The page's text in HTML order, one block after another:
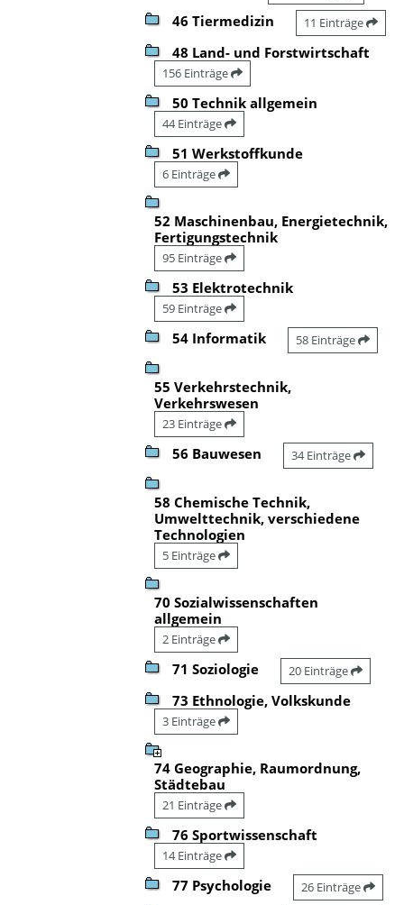
46 Tiermedizin 11 Einträge
48 Land- und Forstwirtschaft
156 Einträge
50 Technik allgemein
44 Einträge
51 Werkstoffkunde
6 Einträge
52 Maschinenbau, Energietechnik,
Fertigungstechnik
95 Einträge
53 Elektrotechnik
59 Einträge
54 Informatik 58 Einträge
55 Verkehrstechnik,
Verkehrswesen
23 Einträge
56 Bauwesen 34 Einträge
58 Chemische Technik,
Umwelttechnik, verschiedene
Technologien
5 Einträge
70 Sozialwissenschaften
allgemein
2 Einträge
71 Soziologie 20 Einträge
73 Ethnologie, Volkskunde
3 Einträge
74 Geographie, Raumordnung,
Städtebau
21 Einträge
76 Sportwissenschaft
14 Einträge
77 Psychologie 26 Einträge